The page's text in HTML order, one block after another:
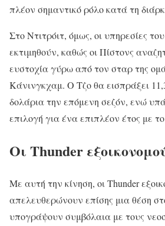
πλέον σημαντικό ρόλο κατά τη
Στο Ντιτρόιτ, όμως, οι υπηρεσίες
εκτιμηθούν, καθώς οι Πίστονς
ευστοχία γύρω από τον σταρ της
Κάνινγκχαμ. Ο Τζο θα εισπράξει
δολάρια την επόμενη σεζόν, ενώ
επιλογή για ένα επιπλέον έτος με το
Οι Thunder
Με αυτή την κίνηση, οι Thunder
απελευθερώνουν επίσης μια θέση
υπογράψουν συμβόλαια με τους